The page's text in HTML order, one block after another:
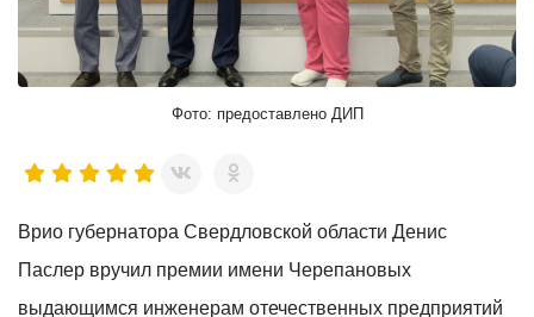
Фото: предоставлено ДИП
Врио губернатора Свердловской области Денис
Паслер вручил премии имени Черепановых
выдающимся инженерам отечественных предприятий